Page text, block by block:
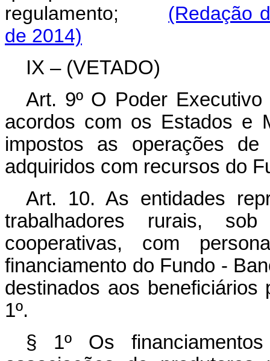
regulamento;
(Redação
de 2014)
IX – (VETADO)
Art. 9º O Poder
acordos com os Estados e
impostos as operações de
adquiridos com recursos do
Art. 10. As entidades
trabalhadores rurais,
cooperativas, com
financiamento do Fundo -
destinados aos
1º.
§ 1º Os